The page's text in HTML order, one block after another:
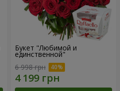
Букет "Любимой и
единственной"
6 998 грн